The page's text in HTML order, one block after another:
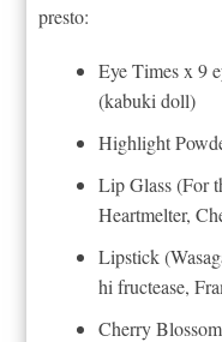
presto:
Eye Times x 9
(kabuki doll)
Highlight
Lip Glass (For
Heartmelter,
Lipstick
hi fructease,
Cherry